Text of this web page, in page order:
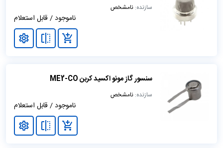
سازنده: نامشخص
ناموجود / قابل استعلام
سنسور گاز مونو اکسید کربن ME2-CO
سازنده: نامشخص
ناموجود / قابل استعلام